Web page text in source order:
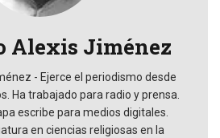
Alexis Jiménez
- Ejerce el periodismo desde
Ha trabajado para radio y prensa.
escribe para medios digitales.
en ciencias religiosas en la